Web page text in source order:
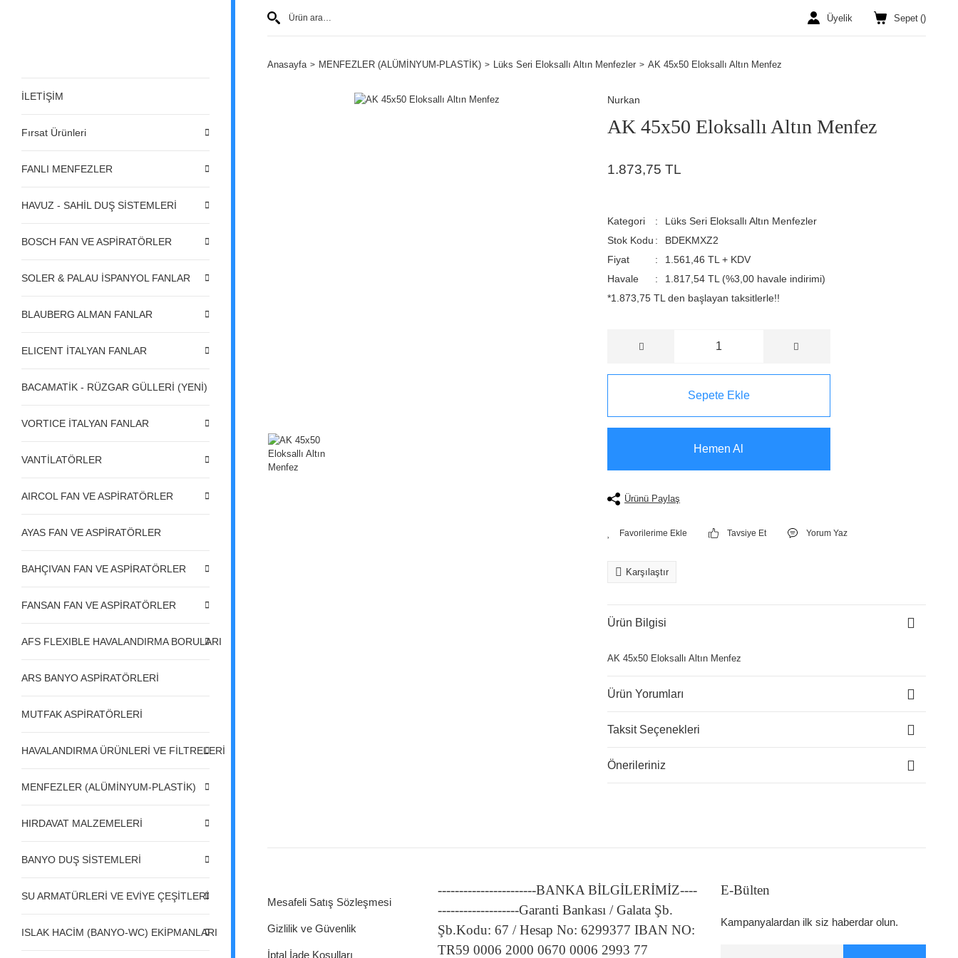
İLETİŞİM
Fırsat Ürünleri
FANLI MENFEZLER
HAVUZ - SAHİL DUŞ SİSTEMLERİ
BOSCH FAN VE ASPİRATÖRLER
SOLER & PALAU İSPANYOL FANLAR
BLAUBERG ALMAN FANLAR
ELICENT İTALYAN FANLAR
BACAMATİK - RÜZGAR GÜLLERİ (YENİ)
VORTICE İTALYAN FANLAR
VANTİLATÖRLER
AIRCOL FAN VE ASPİRATÖRLER
AYAS FAN VE ASPİRATÖRLER
BAHÇIVAN FAN VE ASPİRATÖRLER
FANSAN FAN VE ASPİRATÖRLER
AFS FLEXIBLE HAVALANDIRMA BORULARI
ARS BANYO ASPİRATÖRLERİ
MUTFAK ASPİRATÖRLERİ
HAVALANDIRMA ÜRÜNLERİ VE FİLTRELERİ
MENFEZLER (ALÜMİNYUM-PLASTİK)
HIRDAVAT MALZEMELERİ
BANYO DUŞ SİSTEMLERİ
SU ARMATÜRLERİ VE EVİYE ÇEŞİTLERİ
ISLAK HACİM (BANYO-WC) EKİPMANLARI
Üyelik Sepet ()
Anasayfa MENFEZLER (ALÜMİNYUM-PLASTİK) Lüks Seri Eloksallı Altın Menfezler AK 45x50 Eloksallı Altın Menfez
Nurkan
AK 45x50 Eloksallı Altın Menfez
1.873,75 TL
Kategori
Lüks Seri Eloksallı Altın Menfezler
Stok Kodu
BDEKMXZ2
Fiyat
1.561,46 TL + KDV
Havale
1.817,54 TL (%3,00 havale indirimi)
*1.873,75 TL den başlayan taksitlerle!!
Sepete Ekle
Hemen Al
Ürünü Paylaş
Tavsiye Et Yorum Yaz
Karşılaştır
Ürün Bilgisi
AK 45x50 Eloksallı Altın Menfez
Ürün Yorumları
Taksit Seçenekleri
Önerileriniz
Mesafeli Satış Sözleşmesi
Gizlilik ve Güvenlik
İptal İade Koşulları
-----------------------BANKA BİLGİLERİMİZ----
-------------------Garanti Bankası / Galata Şb.
Şb.Kodu: 67 / Hesap No: 6299377 IBAN NO:
TR59 0006 2000 0670 0006 2993 77
E-Bülten
Kampanyalardan ilk siz haberdar olun.